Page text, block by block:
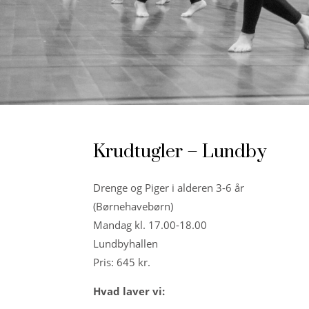
Krudtugler – Lundby
Drenge og Piger i alderen 3-6 år
(Børnehavebørn)
Mandag kl. 17.00-18.00
Lundbyhallen
Pris: 645 kr.
Hvad laver vi: